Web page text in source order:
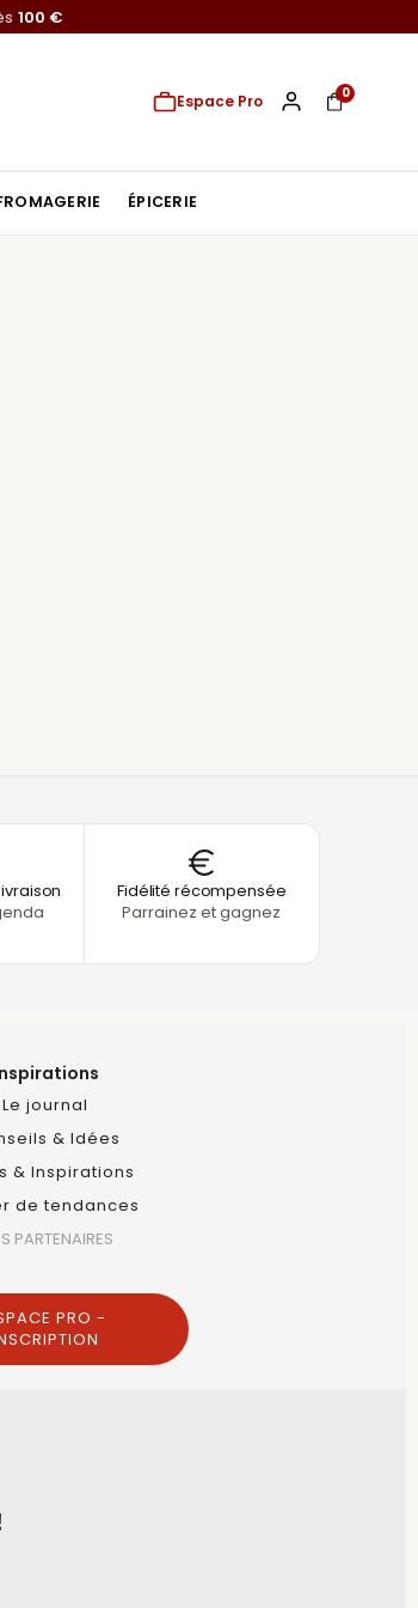
100 €
Espace Pro 0
ÉPICERIE
Fidélité récompensée
Parrainez et gagnez
Le journal
& Idées
& Inspirations
de tendances
PARTENAIRES
PRO -